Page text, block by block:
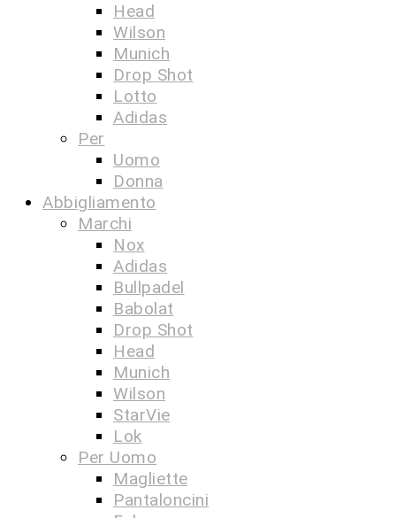
Head
Wilson
Munich
Drop Shot
Lotto
Adidas
Per
Uomo
Donna
Abbigliamento
Marchi
Nox
Adidas
Bullpadel
Babolat
Drop Shot
Head
Munich
Wilson
StarVie
Lok
Per Uomo
Magliette
Pantaloncini